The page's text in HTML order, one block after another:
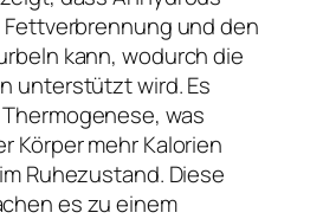
Fettverbrennung und den
kann, wodurch die
unterstützt wird. Es
was
Körper mehr Kalorien
Ruhezustand. Diese
es zu einem